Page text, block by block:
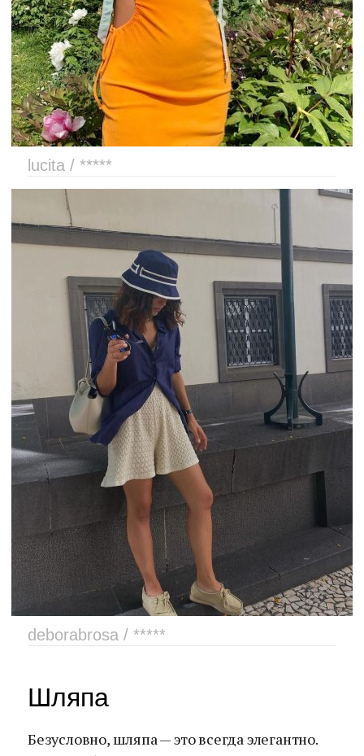
lucita / *****
deborabrosa / *****
Шляпа
Безусловно, шляпа — это всегда элегантно.